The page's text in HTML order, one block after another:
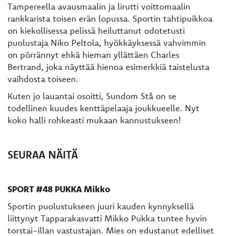
Tampereella avausmaalin ja lirutti voittomaalin
rankkarista toisen erän lopussa. Sportin tahtipuikkoa
on kiekollisessa pelissä heiluttanut odotetusti
puolustaja Niko Peltola, hyökkäyksessä vahvimmin
on pörrännyt ehkä hieman yllättäen Charles
Bertrand, joka näyttää hienoa esimerkkiä taistelusta
vaihdosta toiseen.
Kuten jo lauantai osoitti, Sundom Stå on se
todellinen kuudes kenttäpelaaja joukkueelle. Nyt
koko halli rohkeasti mukaan kannustukseen!
SEURAA NÄITÄ
SPORT #48 PUKKA Mikko
Sportin puolustukseen juuri kauden kynnyksellä
liittynyt Tapparakasvatti Mikko Pukka tuntee hyvin
torstai-illan vastustajan. Mies on edustanut edelliset